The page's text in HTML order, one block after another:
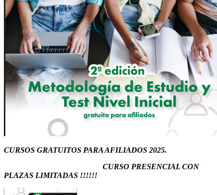
CURSOS GRATUITOS PARA AFILIADOS 2025.
CURSO PRESENCIAL CON
PLAZAS LIMITADAS !!!!!!